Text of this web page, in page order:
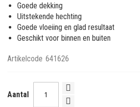
Goede dekking
Uitstekende hechting
Goede vloeiing en glad resultaat
Geschikt voor binnen en buiten
Artikelcode 641626
Aantal